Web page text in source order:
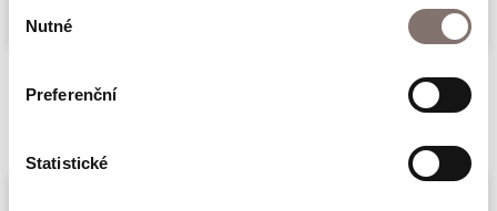
souhlasu
Nutné
Preferenční
Statistické
Související produkty